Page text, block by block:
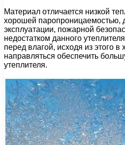
Материал отличается низкой
хорошей паропроницаемостью,
эксплуатации, пожарной
недостатком данного
перед влагой, исходя из этого в
направляться обеспечить
утеплителя.